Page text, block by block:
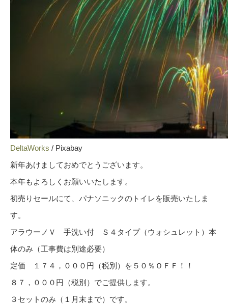
DeltaWorks / Pixabay
新年あけましておめでとうございます。
本年もよろしくお願いいたします。
初売りセールにて、パナソニックのトイレを販売いたしま
す。
アラウーノＶ 手洗い付 Ｓ４タイプ（ウォシュレット）本
体のみ（工事費は別途必要）
定価 １７４，０００円（税別）を５０％ＯＦＦ！！
８７，０００円（税別）でご提供します。
３セットのみ（１月末まで）です。